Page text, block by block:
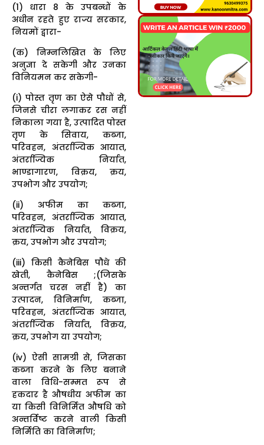
(1) धारा 8 के उपबन्धों के
अधीन रहते हुए राज्य सरकार,
नियमों द्वारा-
(क) निम्नलिखित के लिए
अनुज्ञा दे सकेगी और उनका
विनियमन कर सकेगी-
(i) पोस्त तृण का ऐसे पौधों से,
जिनसे चीरा लगाकर रस नहीं
निकाला गया है, उत्पादित पोस्त
तृण के सिवाय, कब्जा,
परिवहन, अंतर्राज्यिक आयात,
अंतर्राज्यिक निर्यात,
भाण्डागारण, विक्रय, क्रय,
उपभोग और उपयोग;
(ii) अफीम का कब्जा,
परिवहन, अंतर्राज्यिक आयात,
अंतर्राज्यिक निर्यात, विक्रय,
क्रय, उपभोग और उपयोग;
(iii) किसी कैनेबिस पौधे की
खेती, कैनेबिस ;(जिसके
अन्तर्गत चरस नहीं है) का
उत्पादन, विनिर्माण, कब्जा,
परिवहन, अंतर्राज्यिक आयात,
अंतर्राज्यिक निर्यात, विक्रय,
क्रय, उपभोग या उपयोग;
(iv) ऐसी सामग्री से, जिसका
कब्जा करने के लिए बनाने
वाला विधि-सम्मत रूप से
हकदार है औषधीय अफीम का
या किसी विनिर्मित औषधि को
अन्तर्विष्ट करने वाली किसी
निर्मिति का विनिर्माण;